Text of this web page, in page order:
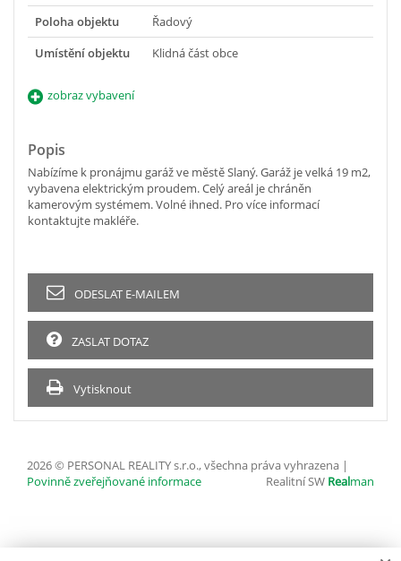
Poloha objektu
Řadový
Umístění objektu
Klidná část obce
zobraz vybavení
Popis
Nabízíme k pronájmu garáž ve městě Slaný. Garáž je velká 19 m2,
vybavena elektrickým proudem. Celý areál je chráněn
kamerovým systémem. Volné ihned. Pro více informací
kontaktujte makléře.
ODESLAT E-MAILEM
ZASLAT DOTAZ
Vytisknout
2026 © PERSONAL REALITY s.r.o., všechna práva vyhrazena |
Povinně zveřejňované informace
Realitní SW Realman